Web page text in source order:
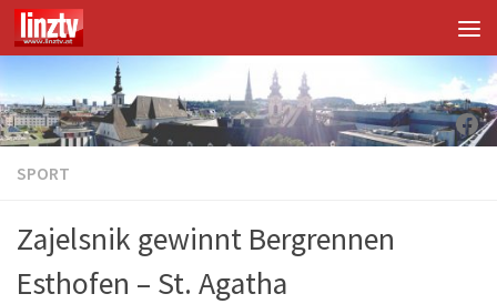
Unter dem Inhalt
SPORT
Zajelsnik gewinnt Bergrennen
Esthofen – St. Agatha